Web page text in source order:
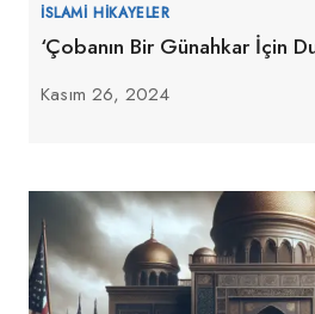
İSLAMI HIKAYELER
‘Çobanın Bir Günahkar İçin
Kasım 26, 2024